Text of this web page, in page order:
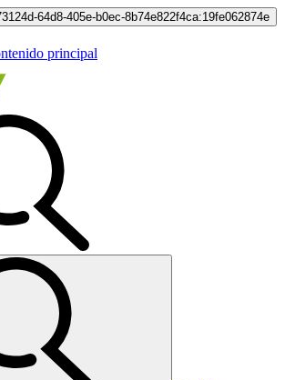
64d8-405e-b0ec-8b74e822f4ca:19fe062874e
principal